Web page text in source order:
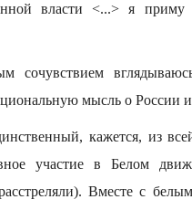
власти <...> я
мысль о России и
кажется, из
участие в Белом
Вместе с